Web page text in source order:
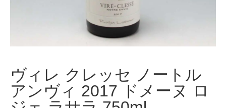
ヴィレ クレッセ ノートル
アンヴィ 2017 ドメーヌ ロ